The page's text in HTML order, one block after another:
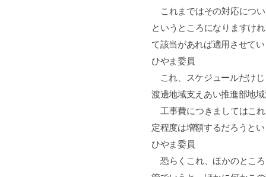
これまではその対応につ
というところになりますけ
て該当があれば適用させて
ひやま委員
これ、スケジュールだけ
渡邊地域支えあい推進部地
工事費につきましてはこ
定程度は増額するだろうと
ひやま委員
恐らくこれ、ほかのとこ